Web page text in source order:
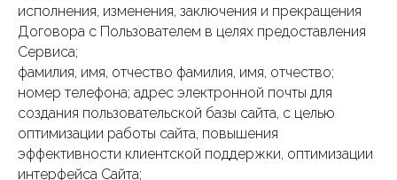
исполнения, изменения, заключения и прекращения
Договора с Пользователем в целях предоставления
Сервиса;
фамилия, имя, отчество фамилия, имя, отчество;
номер телефона; адрес электронной почты для
создания пользовательской базы сайта, с целью
оптимизации работы сайта, повышения
эффективности клиентской поддержки, оптимизации
интерфейса Сайта;